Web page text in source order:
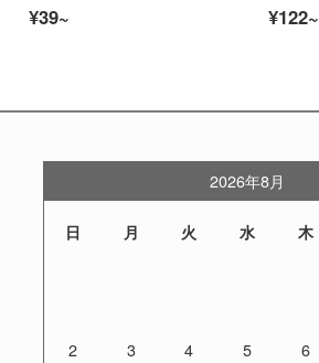
¥39~
¥122~
2026年8月
日 月 火 水 木
2 3 4 5 6